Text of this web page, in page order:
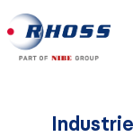
Industrie